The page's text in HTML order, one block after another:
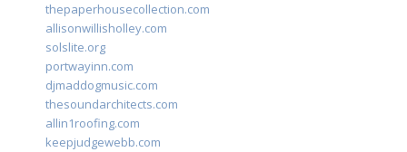
thepaperhousecollection.com
allisonwillisholley.com
solslite.org
portwayinn.com
djmaddogmusic.com
thesoundarchitects.com
allin1roofing.com
keepjudgewebb.com